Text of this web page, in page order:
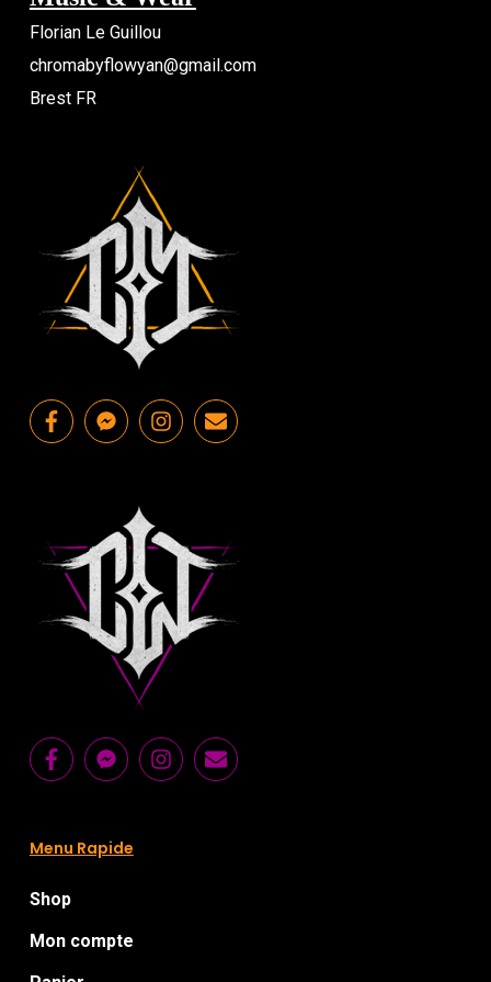
Florian Le Guillou
chromabyflowyan@gmail.com
Brest FR
Menu Rapide
Shop
Mon compte